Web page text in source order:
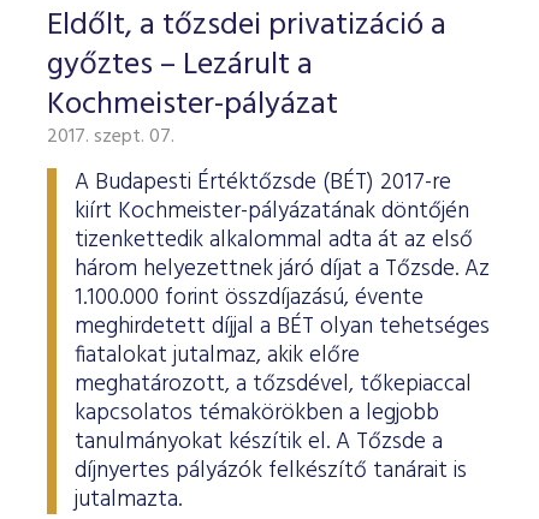
Eldőlt, a tőzsdei privatizáció a
győztes – Lezárult a
Kochmeister-pályázat
2017. szept. 07.
A Budapesti Értéktőzsde (BÉT) 2017-re
kiírt Kochmeister-pályázatának döntőjén
tizenkettedik alkalommal adta át az első
három helyezettnek járó díjat a Tőzsde. Az
1.100.000 forint összdíjazású, évente
meghirdetett díjjal a BÉT olyan tehetséges
fiatalokat jutalmaz, akik előre
meghatározott, a tőzsdével, tőkepiaccal
kapcsolatos témakörökben a legjobb
tanulmányokat készítik el. A Tőzsde a
díjnyertes pályázók felkészítő tanárait is
jutalmazta.